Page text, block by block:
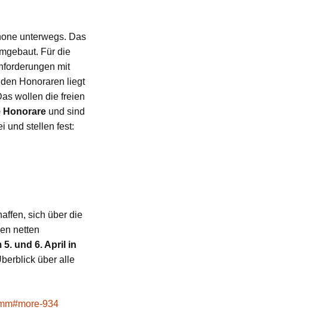
unterwegs. Das
Für die
mit
Honoraren liegt
wollen die freien
Honorare und sind
und stellen fest:
sich über die
netten
und 6. April in
über alle
934